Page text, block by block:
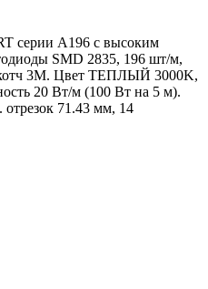
серии A196 с высоким
SMD 2835, 196 шт/м,
3М. Цвет ТЕПЛЫЙ 3000K,
20 Вт/м (100 Вт на 5 м).
71.43 мм, 14